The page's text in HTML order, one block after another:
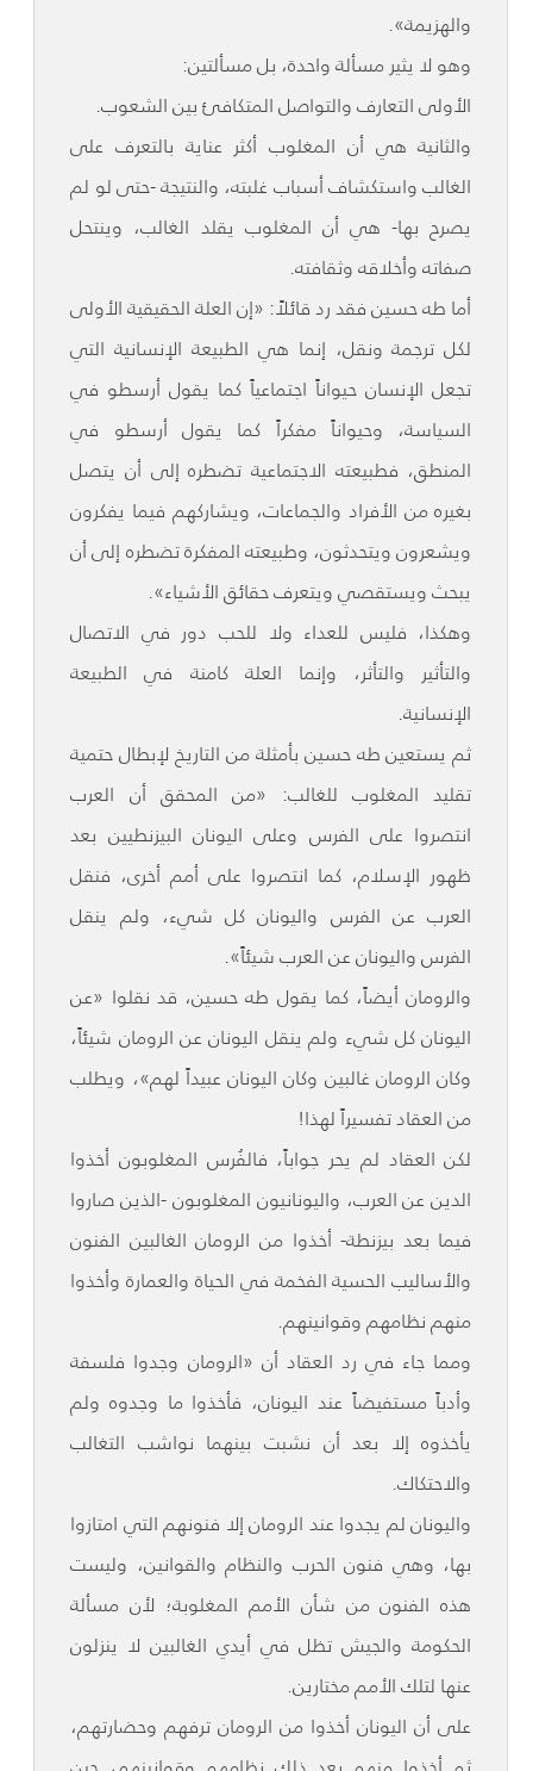
والهزيمة».
وهو لا يثير مسألة واحدة، بل مسألتين:
الأولى التعارف والتواصل المتكافئ بين الشعوب.
والثانية هي أن المغلوب أكثر عناية بالتعرف على
الغالب واستكشاف أسباب غلبته، والنتيجة -حتى لو لم
يصرح بها- هي أن المغلوب يقلد الغالب، وينتحل
صفاته وأخلاقه وثقافته.
أما طه حسين فقد رد قائلاً: «إن العلة الحقيقية الأولى
لكل ترجمة ونقل، إنما هي الطبيعة الإنسانية التي
تجعل الإنسان حيواناً اجتماعياً كما يقول أرسطو في
السياسة، وحيواناً مفكراً كما يقول أرسطو في
المنطق، فطبيعته الاجتماعية تضطره إلى أن يتصل
بغيره من الأفراد والجماعات، ويشاركهم فيما يفكرون
ويشعرون ويتحدثون، وطبيعته المفكرة تضطره إلى أن
يبحث ويستقصي ويتعرف حقائق الأشياء».
وهكذا، فليس للعداء ولا للحب دور في الاتصال
والتأثير والتأثر، وإنما العلة كامنة في الطبيعة
الإنسانية.
ثم يستعين طه حسين بأمثلة من التاريخ لإبطال حتمية
تقليد المغلوب للغالب: «من المحقق أن العرب
انتصروا على الفرس وعلى اليونان البيزنطيين بعد
ظهور الإسلام، كما انتصروا على أمم أخرى، فنقل
العرب عن الفرس واليونان كل شيء، ولم ينقل
الفرس واليونان عن العرب شيئاً».
والرومان أيضاً، كما يقول طه حسين، قد نقلوا «عن
اليونان كل شيء ولم ينقل اليونان عن الرومان شيئاً،
وكان الرومان غالبين وكان اليونان عبيداً لهم»، ويطلب
من العقاد تفسيراً لهذا!
لكن العقاد لم يحر جواباً، فالفُرس المغلوبون أخذوا
الدين عن العرب، واليونانيون المغلوبون -الذين صاروا
فيما بعد بيزنطة- أخذوا من الرومان الغالبين الفنون
والأساليب الحسية الفخمة في الحياة والعمارة وأخذوا
منهم نظامهم وقوانينهم.
ومما جاء في رد العقاد أن «الرومان وجدوا فلسفة
وأدباً مستفيضاً عند اليونان، فأخذوا ما وجدوه ولم
يأخذوه إلا بعد أن نشبت بينهما نواشب التغالب
والاحتكاك.
واليونان لم يجدوا عند الرومان إلا فنونهم التي امتازوا
بها، وهي فنون الحرب والنظام والقوانين، وليست
هذه الفنون من شأن الأمم المغلوبة؛ لأن مسألة
الحكومة والجيش تظل في أيدي الغالبين لا ينزلون
عنها لتلك الأمم مختارين.
على أن اليونان أخذوا من الرومان ترفهم وحضارتهم،